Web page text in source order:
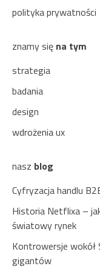
polityka prywatności
znamy się na tym
strategia
badania
design
wdrożenia ux
nasz blog
Cyfryzacja handlu
Historia Netflixa –
światowy rynek
Kontrowersje wokół
gigantów